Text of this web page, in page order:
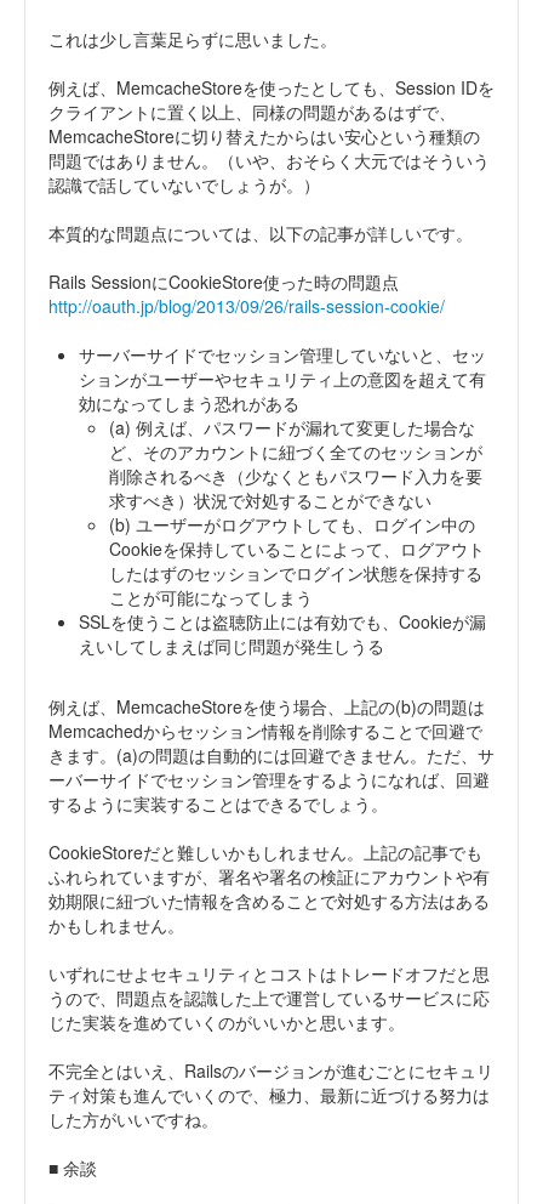
これは少し言葉足らずに思いました。
例えば、MemcacheStoreを使ったとしても、Session IDを
クライアントに置く以上、同様の問題があるはずで、
MemcacheStoreに切り替えたからはい安心という種類の
問題ではありません。（いや、おそらく大元ではそういう
認識で話していないでしょうが。）
本質的な問題点については、以下の記事が詳しいです。
Rails SessionにCookieStore使った時の問題点
http://oauth.jp/blog/2013/09/26/rails-session-cookie/
サーバーサイドでセッション管理していないと、セッ
ションがユーザーやセキュリティ上の意図を超えて有
効になってしまう恐れがある
(a) 例えば、パスワードが漏れて変更した場合な
ど、そのアカウントに紐づく全てのセッションが
削除されるべき（少なくともパスワード入力を要
求すべき）状況で対処することができない
(b) ユーザーがログアウトしても、ログイン中の
Cookieを保持していることによって、ログアウト
したはずのセッションでログイン状態を保持する
ことが可能になってしまう
SSLを使うことは盗聴防止には有効でも、Cookieが漏
えいしてしまえば同じ問題が発生しうる
例えば、MemcacheStoreを使う場合、上記の(b)の問題は
Memcachedからセッション情報を削除することで回避で
きます。(a)の問題は自動的には回避できません。ただ、サ
ーバーサイドでセッション管理をするようになれば、回避
するように実装することはできるでしょう。
CookieStoreだと難しいかもしれません。上記の記事でも
ふれられていますが、署名や署名の検証にアカウントや有
効期限に紐づいた情報を含めることで対処する方法はある
かもしれません。
いずれにせよセキュリティとコストはトレードオフだと思
うので、問題点を認識した上で運営しているサービスに応
じた実装を進めていくのがいいかと思います。
不完全とはいえ、Railsのバージョンが進むごとにセキュリ
ティ対策も進んでいくので、極力、最新に近づける努力は
した方がいいですね。
■ 余談